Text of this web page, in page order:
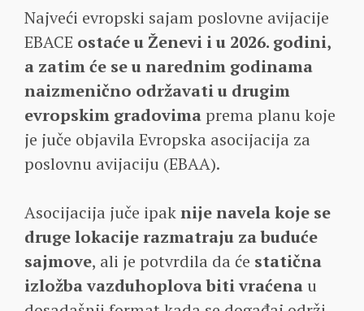
Najveći evropski sajam poslovne avijacije
EBACE ostaće u Ženevi i u 2026. godini,
a zatim će se u narednim godinama
naizmenično održavati u drugim
evropskim gradovima prema planu koje
je juče objavila Evropska asocijacija za
poslovnu avijaciju (EBAA).
Asocijacija juče ipaknije navela koje se
druge lokacije razmatraju za buduće
sajmove, ali je potvrdila da će statična
izložba vazduhoplova biti vraćena u